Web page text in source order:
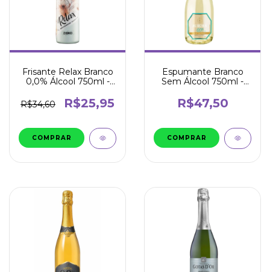
Frisante Relax Branco
0,0% Álcool 750ml -
R$34,60
R$25,95
Espumante Branco
Sem Álcool 750ml -
R$47,50